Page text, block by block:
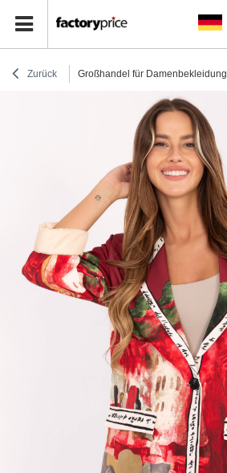
Zurück Großhandel für Damenbekleidung